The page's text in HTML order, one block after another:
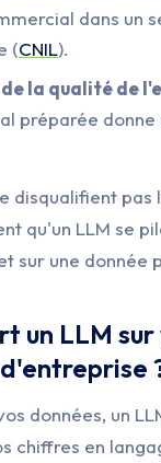
dans un
(CNIL).
la qualité de
préparée donne
disqualifient pas
qu'un LLM se
sur une donnée
un LLM sur
données, un
chiffres en